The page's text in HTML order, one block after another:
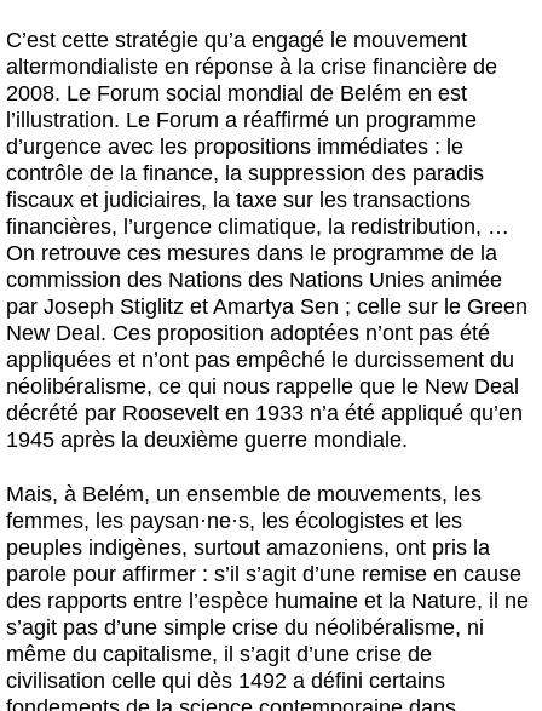
C’est cette stratégie qu’a engagé le mouvement
altermondialiste en réponse à la crise financière de
2008. Le Forum social mondial de Belém en est
l’illustration. Le Forum a réaffirmé un programme
d’urgence avec les propositions immédiates : le
contrôle de la finance, la suppression des paradis
fiscaux et judiciaires, la taxe sur les transactions
financières, l’urgence climatique, la redistribution, …
On retrouve ces mesures dans le programme de la
commission des Nations des Nations Unies animée
par Joseph Stiglitz et Amartya Sen ; celle sur le Green
New Deal. Ces proposition adoptées n’ont pas été
appliquées et n’ont pas empêché le durcissement du
néolibéralisme, ce qui nous rappelle que le New Deal
décrété par Roosevelt en 1933 n’a été appliqué qu’en
1945 après la deuxième guerre mondiale.
Mais, à Belém, un ensemble de mouvements, les
femmes, les paysan·ne·s, les écologistes et les
peuples indigènes, surtout amazoniens, ont pris la
parole pour affirmer : s’il s’agit d’une remise en cause
des rapports entre l’espèce humaine et la Nature, il ne
s’agit pas d’une simple crise du néolibéralisme, ni
même du capitalisme, il s’agit d’une crise de
civilisation celle qui dès 1492 a défini certains